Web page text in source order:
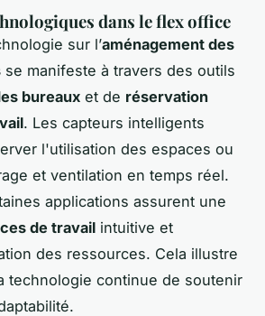
dans le flex office
sur l’aménagement des
se manifeste à travers des outils
bureaux et de réservation
. Les capteurs intelligents
l'utilisation des espaces ou
et ventilation en temps réel.
applications assurent une
de travail intuitive et
des ressources. Cela illustre
technologie continue de soutenir